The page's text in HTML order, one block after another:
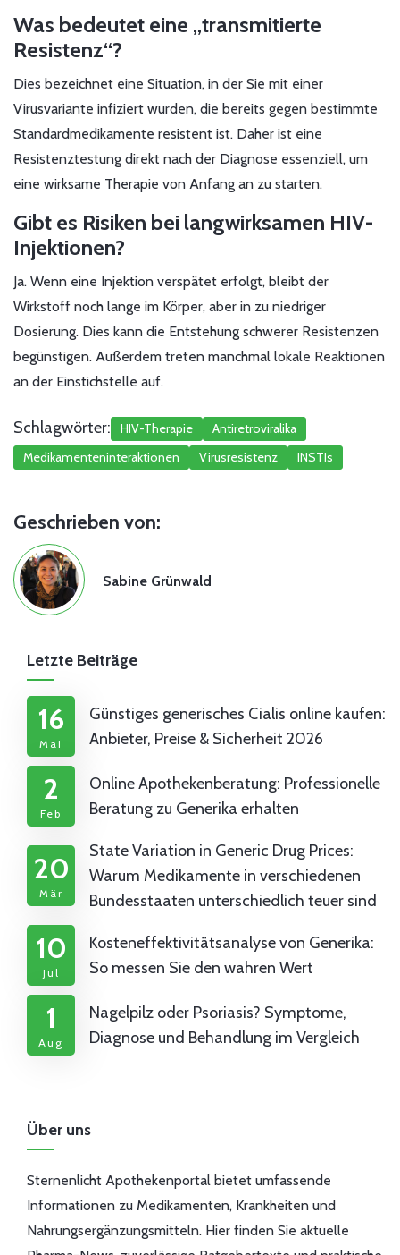
Was bedeutet eine „transmitierte
Resistenz“?
Dies bezeichnet eine Situation, in der Sie mit einer
Virusvariante infiziert wurden, die bereits gegen bestimmte
Standardmedikamente resistent ist. Daher ist eine
Resistenztestung direkt nach der Diagnose essenziell, um
eine wirksame Therapie von Anfang an zu starten.
Gibt es Risiken bei langwirksamen HIV-
Injektionen?
Ja. Wenn eine Injektion verspätet erfolgt, bleibt der
Wirkstoff noch lange im Körper, aber in zu niedriger
Dosierung. Dies kann die Entstehung schwerer Resistenzen
begünstigen. Außerdem treten manchmal lokale Reaktionen
an der Einstichstelle auf.
Schlagwörter: HIV-Therapie
Antiretroviralika
Medikamenteninteraktionen
Virusresistenz INSTIs
Geschrieben von:
Sabine Grünwald
Letzte Beiträge
16
Mai
Günstiges generisches Cialis online kaufen:
Anbieter, Preise & Sicherheit 2026
2
Feb
Online Apothekenberatung: Professionelle
Beratung zu Generika erhalten
20
Mär
State Variation in Generic Drug Prices:
Warum Medikamente in verschiedenen
Bundesstaaten unterschiedlich teuer sind
10
Jul
Kosteneffektivitätsanalyse von Generika:
So messen Sie den wahren Wert
1
Aug
Nagelpilz oder Psoriasis? Symptome,
Diagnose und Behandlung im Vergleich
Über uns
Sternenlicht Apothekenportal bietet umfassende
Informationen zu Medikamenten, Krankheiten und
Nahrungsergänzungsmitteln. Hier finden Sie aktuelle